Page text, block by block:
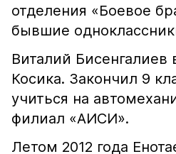
отделения «Боевое
бывшие
Виталий Бисенгалиев
Косика. Закончил 9
учиться на
филиал «АИСИ».
Летом 2012 года